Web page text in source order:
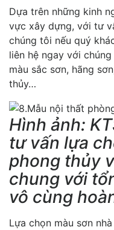
Dựa trên những kinh
vực xây dựng, với tư
chúng tôi nếu quý
liên hệ ngay với
màu sắc sơn, hãng
thủy…
Hình ảnh:
tư vấn lựa
phong thủy
chung với
vô cùng
Lựa chọn màu sơn